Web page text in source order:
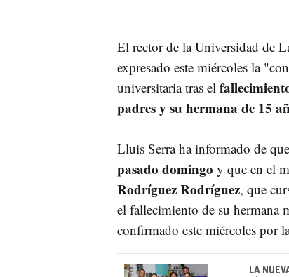
El rector de la Universidad de
expresado este miércoles la
universitaria tras el
padres y su hermana de 15
Lluis Serra ha informado de
pasado domingo y que en el
Rodríguez Rodríguez, que
el fallecimiento de su hermana
confirmado este miércoles por
LA